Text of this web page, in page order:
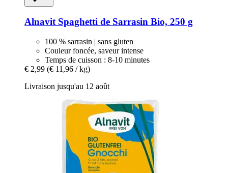
Alnavit Spaghetti de Sarrasin Bio, 250 g
100 % sarrasin | sans gluten
Couleur foncée, saveur intense
Temps de cuisson : 8-10 minutes
€ 2,99 (€ 11,96 / kg)
Livraison jusqu'au 12 août